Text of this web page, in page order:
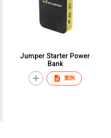
Jumper Starter Power
Bank
查詢